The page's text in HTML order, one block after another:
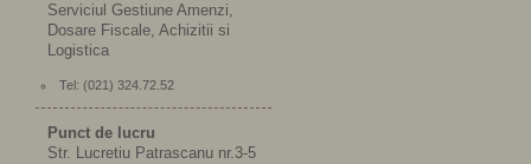
Serviciul Gestiune Amenzi,
Dosare Fiscale, Achizitii si
Logistica
Tel: (021) 324.72.52
Punct de lucru
Str. Lucretiu Patrascanu nr.3-5